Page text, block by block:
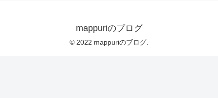
mappuriのブログ
© 2022 mappuriのブログ.